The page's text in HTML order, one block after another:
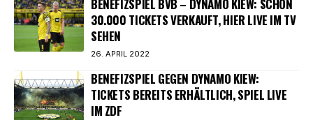
BENEFIZSPIEL BVB – DYNAMO KIEW: SCHON
30.000 TICKETS VERKAUFT, HIER LIVE IM TV
SEHEN
26. APRIL 2022
BENEFIZSPIEL GEGEN DYNAMO KIEW:
TICKETS BEREITS ERHÄLTLICH, SPIEL LIVE
IM ZDF